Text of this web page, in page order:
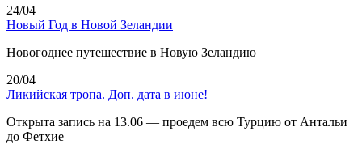
24/04
Новый Год в Новой Зеландии
Новогоднее путешествие в Новую Зеландию
20/04
Ликийская тропа. Доп. дата в июне!
Открыта запись на 13.06 — проедем всю Турцию от Антальи
до Фетхие